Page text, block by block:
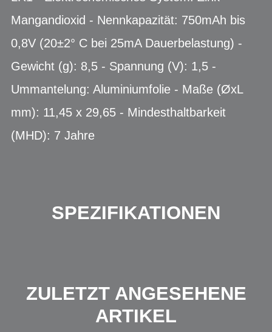
Mangandioxid - Nennkapazität: 750mAh bis
0,8V (20±2° C bei 25mA Dauerbelastung) -
Gewicht (g): 8,5 - Spannung (V): 1,5 -
Ummantelung: Aluminiumfolie - Maße (ØxL
mm): 11,45 x 29,65 - Mindesthaltbarkeit
(MHD): 7 Jahre
SPEZIFIKATIONEN
ZULETZT ANGESEHENE
ARTIKEL